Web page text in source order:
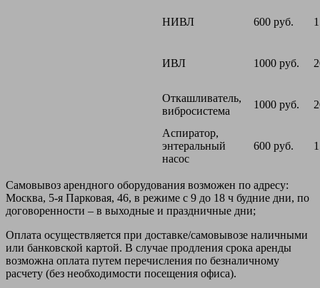
НИВЛ 600 руб.
ИВЛ 1000 руб.
Откашливатель,
вибросистема
1000 руб.
Аспиратор,
энтеральный
насос
600 руб.
Самовывоз арендного оборудования возможен по адресу:
Москва, 5-я Парковая, 46, в режиме с 9 до 18 ч будние дни, по
договоренности – в выходные и праздничные дни;
Оплата осуществляется при доставке/самовывозе наличными
или банковской картой. В случае продления срока аренды
возможна оплата путем перечисления по безналичному
расчету (без необходимости посещения офиса).